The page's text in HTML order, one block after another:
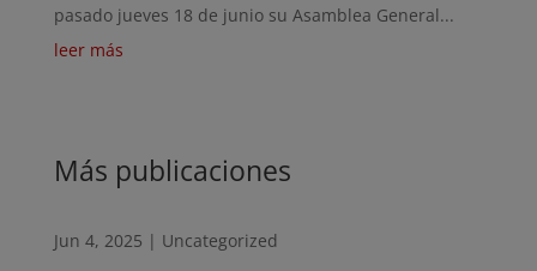
pasado jueves 18 de junio su Asamblea General...
leer más
Más publicaciones
Jun 4, 2025 | Uncategorized